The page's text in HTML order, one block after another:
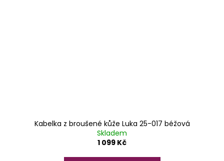
Kabelka z broušené kůže Luka 25-017 béžová
Skladem
1 099 Kč